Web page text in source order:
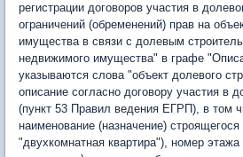
регистрации договоров участия в
ограничений (обременений) прав на
имущества в связи с долевым
недвижимого имущества" в графе
указываются слова "объект долевого
описание согласно договору участия в
(пункт 53 Правил ведения ЕГРП), в том
наименование (назначение)
"двухкомнатная квартира"), номер